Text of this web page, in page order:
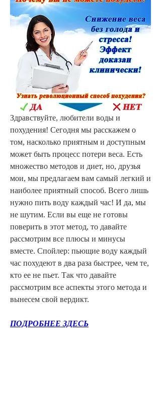
Здравствуйте, любители воды и
похудения! Сегодня мы расскажем о
том, насколько приятным и доступным
может быть процесс потери веса. Есть
множество методов и диет, но, друзья
мои, мы предлагаем вам самый легкий и
наиболее приятный способ. Всего лишь
нужно пить воду каждый час! И да, мы
не шутим. Если вы еще не готовы
поверить в этот метод, то давайте
рассмотрим все плюсы и минусы
вместе. Спойлер: пьющие воду каждый
час похудеют в два раза быстрее, чем те,
кто ее не пьет. Так что давайте
рассмотрим все аспекты этого метода и
вынесем свой вердикт.
ПОДРОБНЕЕ ЗДЕСЬ